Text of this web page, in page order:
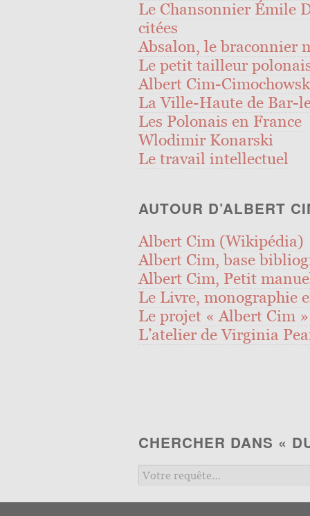
Le Chansonnier Émile
citées
Absalon, le braconnier
Le petit tailleur
Albert Cim-
La Ville-Haute de Bar-
Les Polonais en France
Wlodimir Konarski
Le travail intellectuel
AUTOUR D’ALBERT
Albert Cim (Wikipédia)
Albert Cim, base
Albert Cim, Petit
Le Livre, monographie
Le projet « Albert Cim
L’atelier de Virginia
CHERCHER DANS «